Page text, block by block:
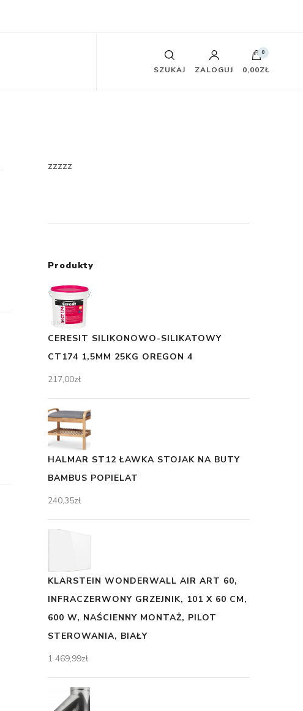
SZUKAJ ZALOGUJ
0
0,00ZŁ
zzzzz
Produkty
CERESIT SILIKONOWO-SILIKATOWY
CT174 1,5MM 25KG OREGON 4
217,00zł
HALMAR ST12 ŁAWKA STOJAK NA BUTY
BAMBUS POPIELAT
240,35zł
KLARSTEIN WONDERWALL AIR ART 60,
INFRACZERWONY GRZEJNIK, 101 X 60 CM,
600 W, NAŚCIENNY MONTAŻ, PILOT
STEROWANIA, BIAŁY
1 469,99zł